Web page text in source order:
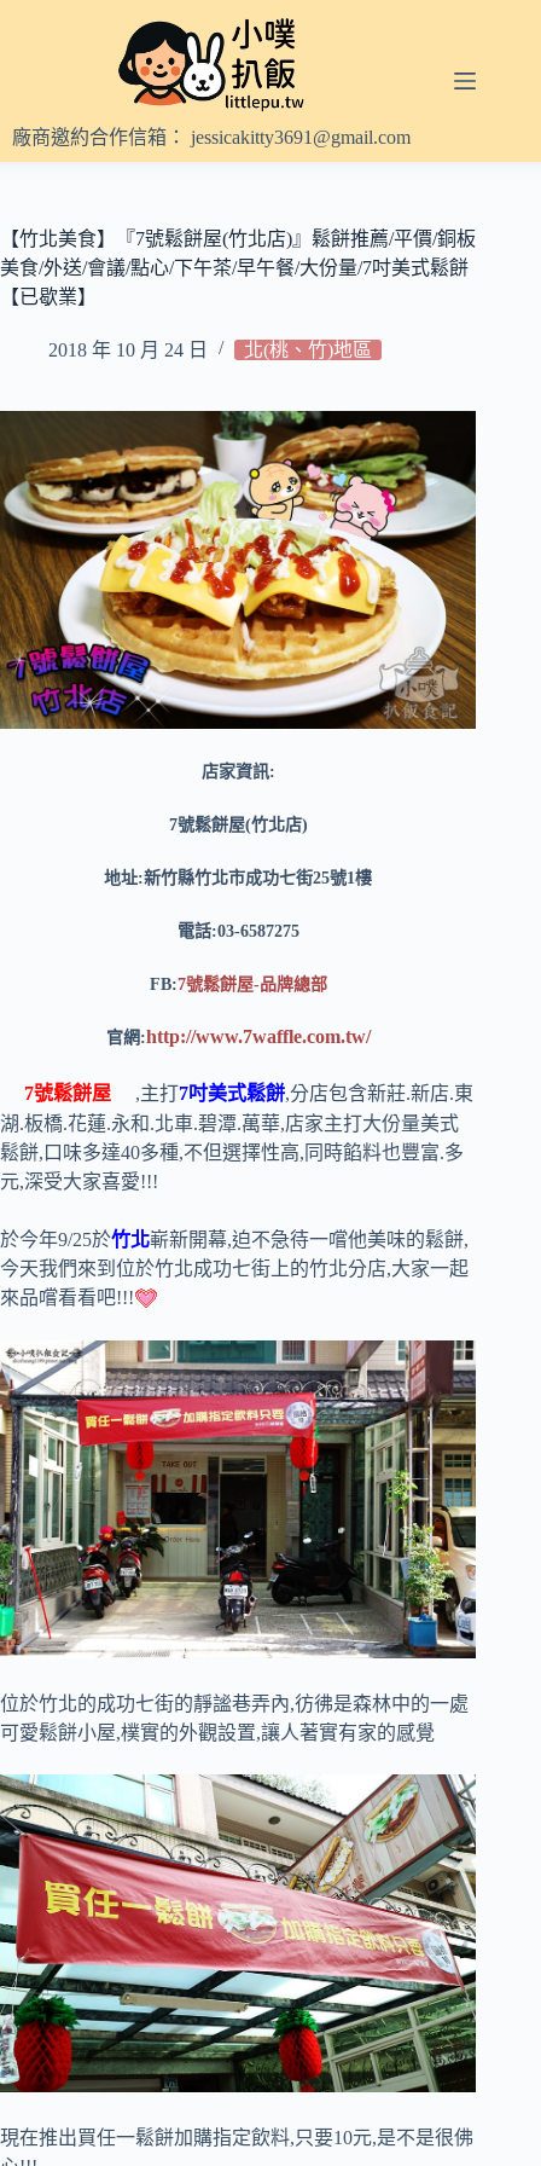
內
容
廠商邀約合作信箱： jessicakitty3691@gmail.com
【竹北美食】『7號鬆餅屋(竹北店)』鬆餅推薦/平價/銅板
美食/外送/會議/點心/下午茶/早午餐/大份量/7吋美式鬆餅
【已歇業】
2018 年 10 月 24 日 北(桃、竹)地區
店家資訊:
7號鬆餅屋(竹北店)
地址:新竹縣竹北市成功七街25號1樓
電話:03-6587275
FB:7號鬆餅屋-品牌總部
官網:http://www.7waffle.com.tw/
7號鬆餅屋 ,主打7吋美式鬆餅,分店包含新莊.新店.東
湖.板橋.花蓮.永和.北車.碧潭.萬華,店家主打大份量美式
鬆餅,口味多達40多種,不但選擇性高,同時餡料也豐富.多
元,深受大家喜愛!!!
於今年9/25於竹北嶄新開幕,迫不急待一嚐他美味的鬆餅,
今天我們來到位於竹北成功七街上的竹北分店,大家一起
來品嚐看看吧!!!
位於竹北的成功七街的靜謐巷弄內,彷彿是森林中的一處
可愛鬆餅小屋,樸實的外觀設置,讓人著實有家的感覺
現在推出買任一鬆餅加購指定飲料,只要10元,是不是很佛